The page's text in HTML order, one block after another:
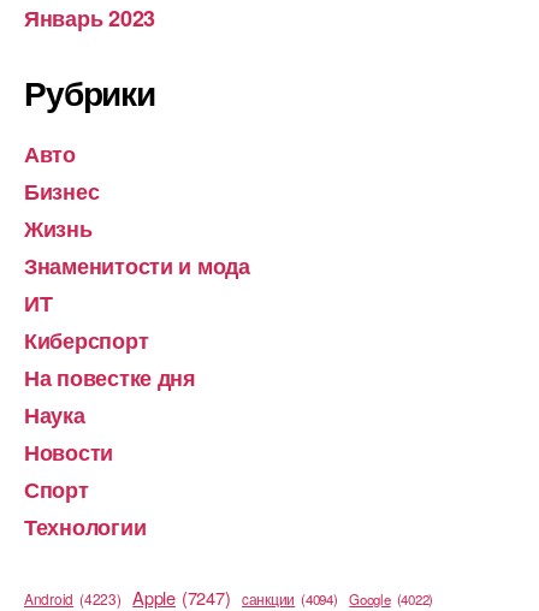
Январь 2023
Рубрики
Авто
Бизнес
Жизнь
Знаменитости и мода
ИТ
Киберспорт
На повестке дня
Наука
Новости
Спорт
Технологии
Android (4223) Apple (7247) cанкции (4094) Google (4022)